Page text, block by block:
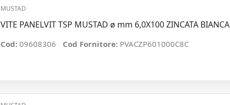
MUSTAD
VITE PANELVIT TSP MUSTAD ø mm 6,0X100 ZINCATA BIANCA
Cod: 09608306 Cod Fornitore: PVACZP601000C8C